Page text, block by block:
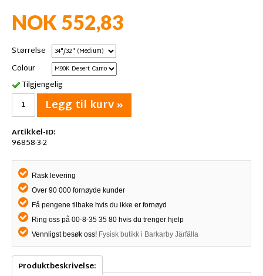
NOK 552,83
Størrelse
Colour
Tilgjengelig
Legg til kurv »
Artikkel-ID:
96858-3-2
Rask levering
Over 90 000 fornøyde kunder
Få pengene tilbake hvis du ikke er fornøyd
Ring oss på 00-8-35 35 80 hvis du trenger hjelp
Vennligst besøk oss! Fysisk butikk i Barkarby Järfälla
Produktbeskrivelse: